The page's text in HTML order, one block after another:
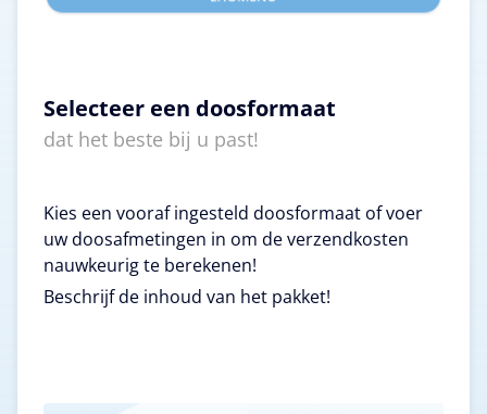
Selecteer een doosformaat
dat het beste bij u past!
Kies een vooraf ingesteld doosformaat of voer
uw doosafmetingen in om de verzendkosten
nauwkeurig te berekenen!
Beschrijf de inhoud van het pakket!